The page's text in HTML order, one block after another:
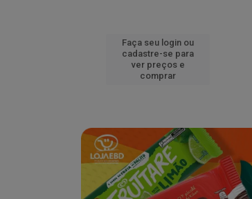
Faça seu login ou
cadastre-se para
ver preços e
comprar